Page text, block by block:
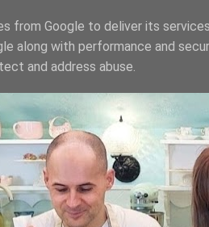
from Google to deliver its
along with performance and
and address abuse.